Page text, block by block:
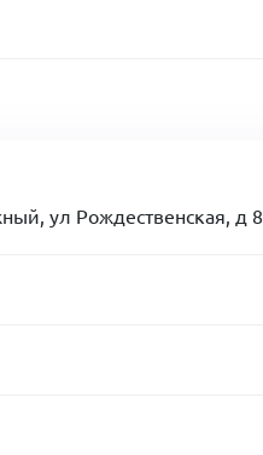
ул Рождественская, д 8